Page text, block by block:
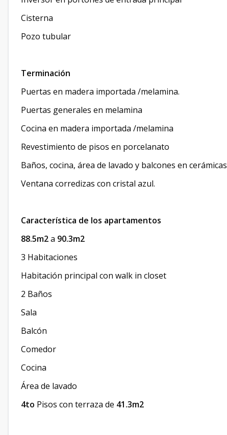
Cisterna
Pozo tubular
Terminación
Puertas en madera importada /melamina.
Puertas generales en melamina
Cocina en madera importada /melamina
Revestimiento de pisos en porcelanato
Baños, cocina, área de lavado y balcones en
Ventana corredizas con cristal azul.
Característica de los apartamentos
88.5m2a 90.3m2
3 Habitaciones
Habitación principal con walk in closet
2 Baños
Sala
Balcón
Comedor
Cocina
Área de lavado
4to Pisos con terraza de 41.3m2